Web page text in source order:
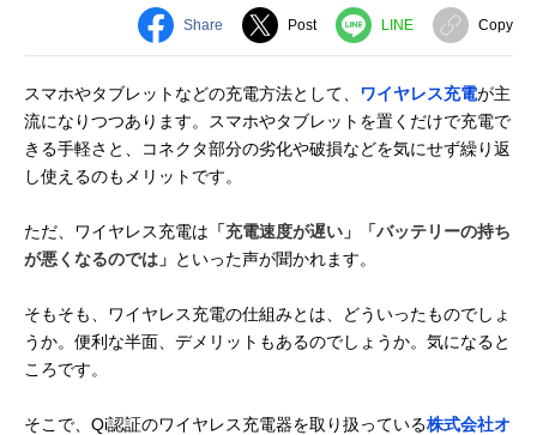
Share Post LINE Copy
スマホやタブレットなどの充電方法として、 ワイヤレス充電が主
流になりつつあります。スマホやタブレットを置くだけで充電で
きる手軽さと、コネクタ部分の劣化や破損などを気にせず繰り返
し使えるのもメリットです。
ただ、ワイヤレス充電は 「充電速度が遅い」「バッテリーの持ち
が悪くなるのでは」 といった声が聞かれます。
そもそも、ワイヤレス充電の仕組みとは、どういったものでしょ
うか。便利な半面、デメリットもあるのでしょうか。気になると
ころです。
そこで、Qi認証のワイヤレス充電器を取り扱っている株式会社オ